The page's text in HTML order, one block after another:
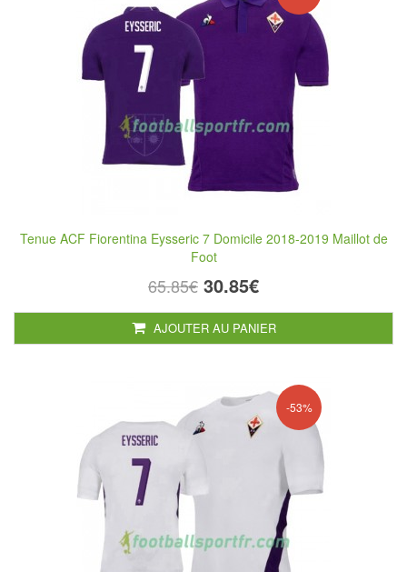
Tenue ACF Fiorentina Eysseric 7 Domicile 2018-2019 Maillot de
Foot
65.85€ 30.85€
AJOUTER AU PANIER
-53%